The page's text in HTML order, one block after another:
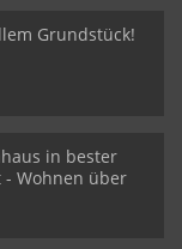
Grundstück!
in bester
- Wohnen über